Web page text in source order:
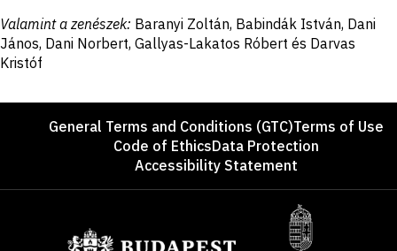
Valamint a zenészek: Baranyi Zoltán, Babindák István, Dani
János, Dani Norbert, Gallyas-Lakatos Róbert és Darvas
Kristóf
FooterGeneral Terms and Conditions (GTC)Terms of Use
Code of EthicsData Protection
Accessibility Statement